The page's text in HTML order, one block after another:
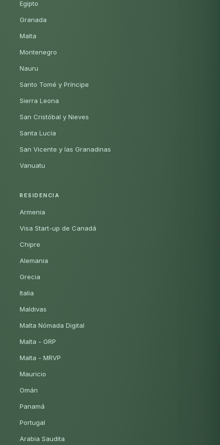
Egipto
Granada
Malta
Montenegro
Nauru
Santo Tomé y Príncipe
Sierra Leona
San Cristóbal y Nieves
Santa Lucía
San Vicente y las Granadinas
Vanuatu
RESIDENCIA
Armenia
Visa Start-up de Canadá
Chipre
Alemania
Grecia
Italia
Maldivas
Malta Nómada Digital
Malta - GRP
Malta - MRVP
Mauricio
Omán
Panamá
Portugal
Arabia Saudita